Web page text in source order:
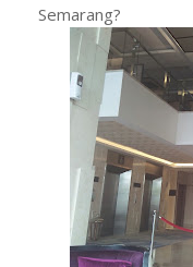
Semarang?